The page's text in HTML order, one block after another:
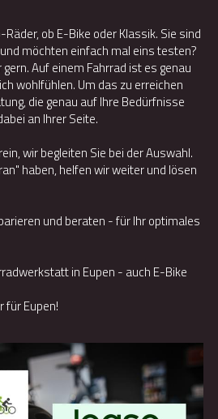
ob E-Bike oder Klassik. Sie sind
möchten einfach mal eins testen?
Auf einem Fahrrad ist es genau
wohlfühlen. Um das zu erreichen
die genau auf Ihre Bedürfnisse
an Ihrer Seite.
wir begleiten Sie bei der Auswahl.
haben, helfen wir weiter und lösen
und beraten - für Ihr optimales
in Eupen - auch E-Bike
für Eupen!